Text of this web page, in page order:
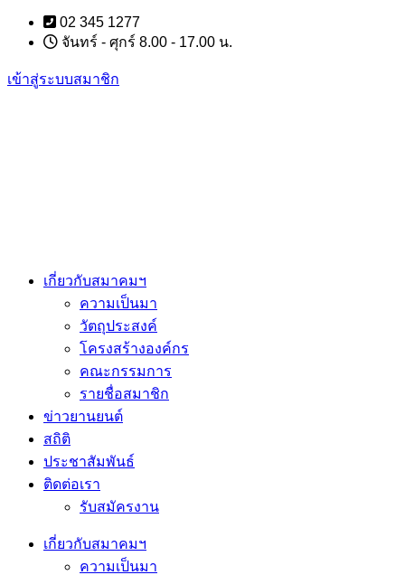
Skip
content
02 345 1277
จันทร์ - ศุกร์ 8.00 - 17.00 น.
เข้าสู่ระบบสมาชิก
เกี่ยวกับสมาคมฯ
ความเป็นมา
วัตถุประสงค์
โครงสร้างองค์กร
คณะกรรมการ
รายชื่อสมาชิก
ข่าวยานยนต์
สถิติ
ประชาสัมพันธ์
ติดต่อเรา
รับสมัครงาน
เกี่ยวกับสมาคมฯ
ความเป็นมา